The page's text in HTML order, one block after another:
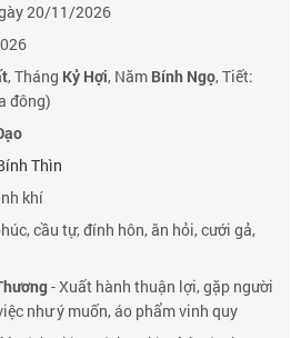
20/11/2026
, Tháng Kỷ Hợi, Năm Bính Ngọ, Tiết:
đông)
Thìn
khí
cầu tự, đính hôn, ăn hỏi, cưới gả,
- Xuất hành thuận lợi, gặp người
như ý muốn, áo phẩm vinh quy